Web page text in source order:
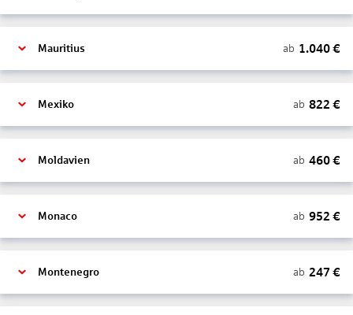
Mauritius ab 1.040€
Mexiko ab 822 €
Moldavien ab 460€
Monaco ab 952 €
Montenegro ab 247 €